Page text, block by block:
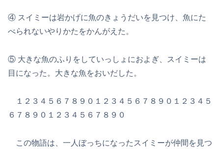
④ スイミーは岩かげに魚のきょうだいを見つけ、魚にた
べられないやりかたをかんがえた。
⑤ 大きな魚のふりをしていっしょにおよぎ、スイミーは
目になった。大きな魚をおいだした。
１２３４５６７８９０１２３４５６７８９０１２３４５
６７８９０１２３４５６７８９０
この物語は、一人ぼっちになったスイミーが仲間を見つ